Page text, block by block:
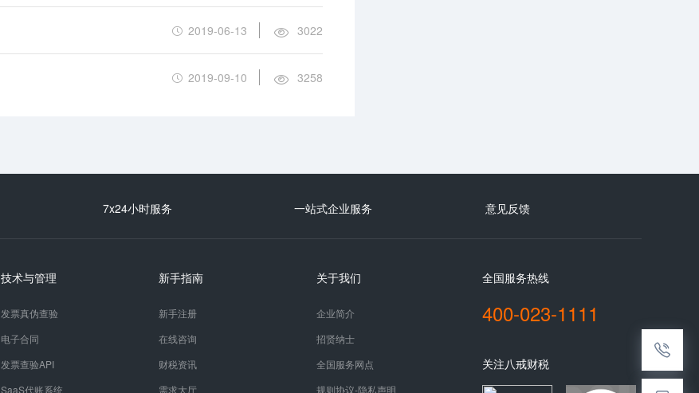
2019-06-13 3022
2019-09-10 3258
7x24小时服务 一站式企业服务 意见反馈
技术与管理
发票真伪查验
电子合同
发票查验API
SaaS代账系统
新手指南
新手注册
在线咨询
财税资讯
需求大厅
关于我们
企业简介
招贤纳士
全国服务网点
规则协议-隐私声明
全国服务热线
400-023-1111
关注八戒财税